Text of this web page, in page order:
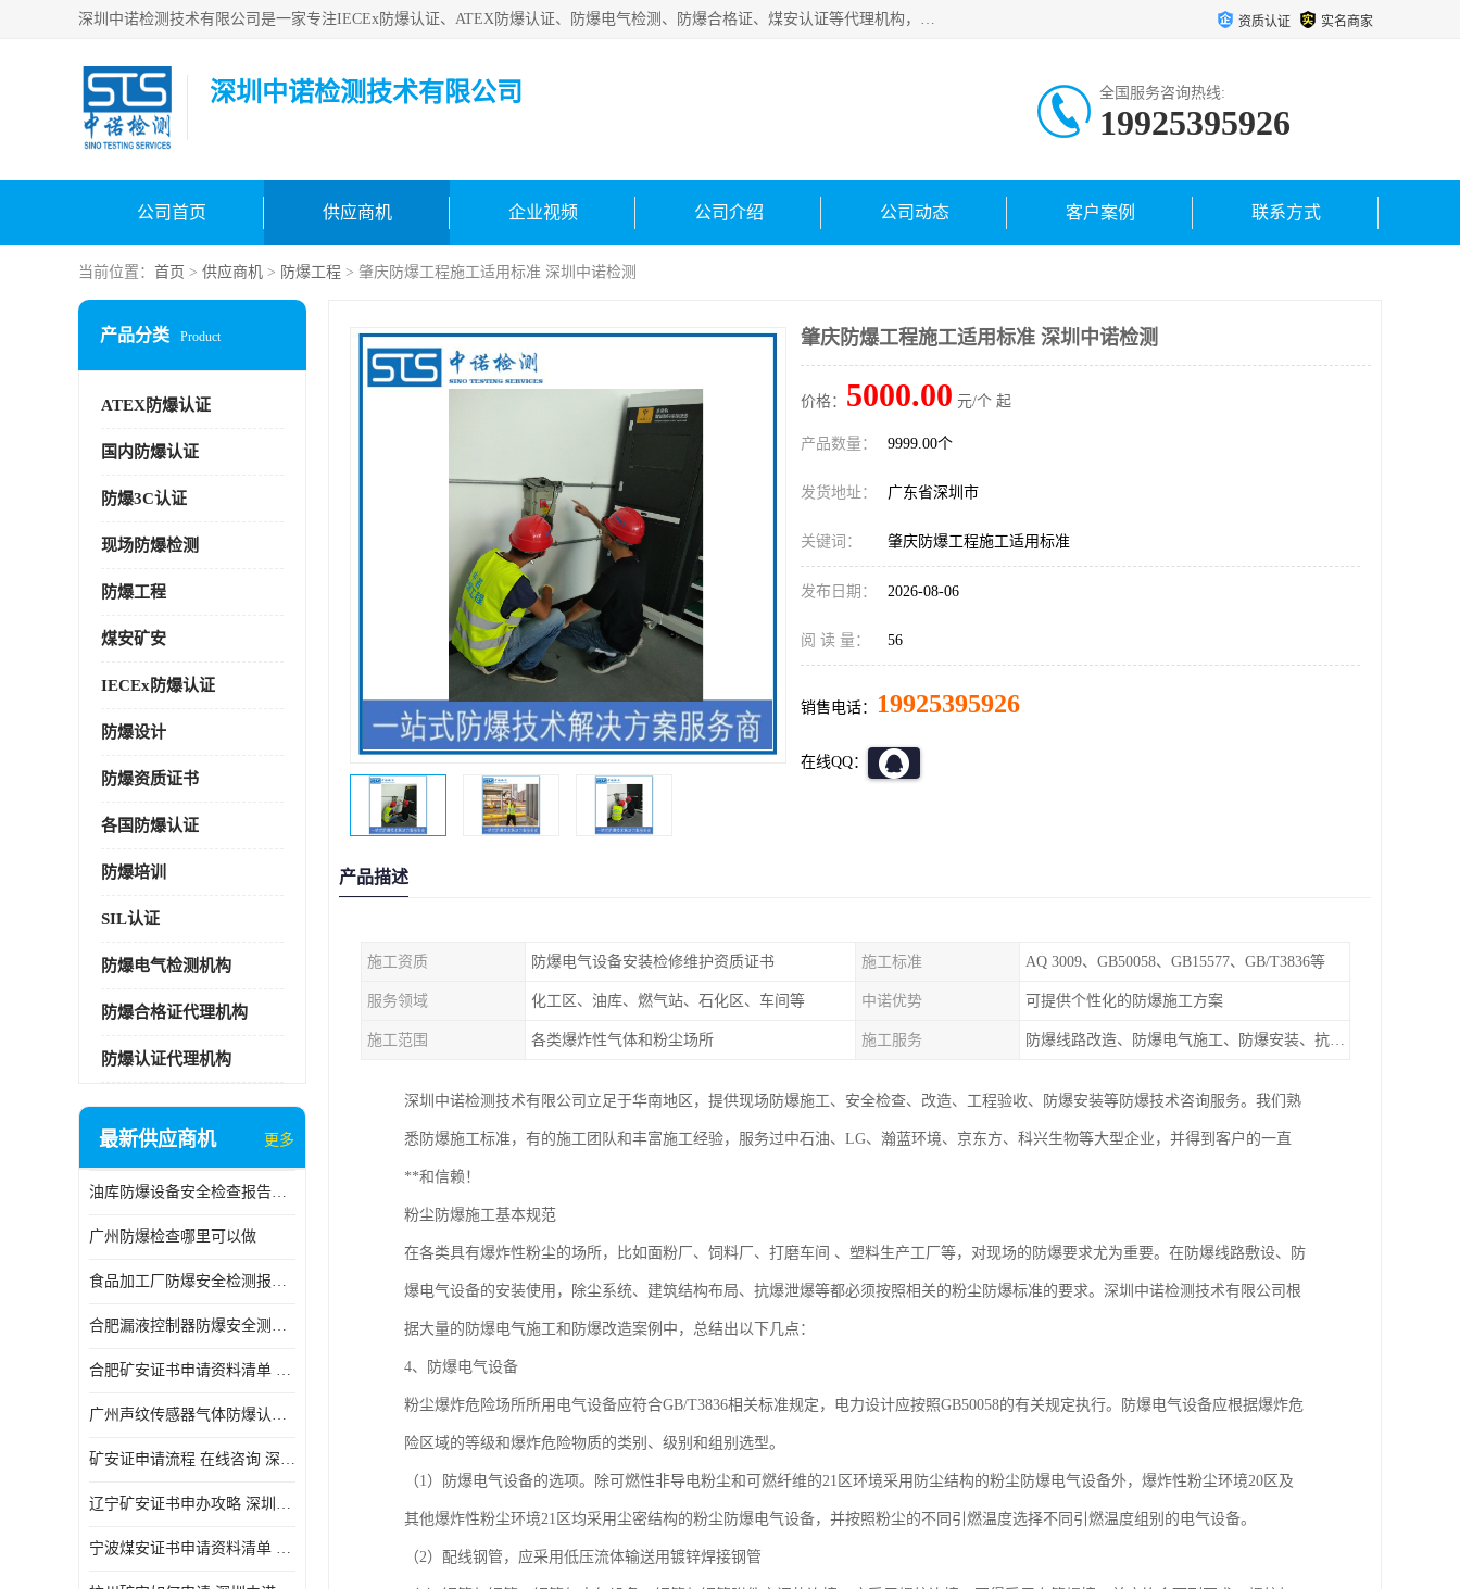
深圳中诺检测技术有限公司是一家专注IECEx防爆认证、ATEX防爆认证、防爆电气检测、防爆合格证、煤安认证等代理机构，可为客户提供从防爆设计、认证、现场检查、工程施工改造、培训等一站式服务。 资质认证 实名商家
深圳中诺检测技术有限公司 全国服务咨询热线:
19925395926
公司首页 供应商机 企业视频 公司介绍 公司动态 客户案例 联系方式
当前位置： 首页 > 供应商机 > 防爆工程 > 肇庆防爆工程施工适用标准 深圳中诺检测
产品分类 Product
ATEX防爆认证
国内防爆认证
防爆3C认证
现场防爆检测
防爆工程
煤安矿安
IECEx防爆认证
防爆设计
防爆资质证书
各国防爆认证
防爆培训
SIL认证
防爆电气检测机构
防爆合格证代理机构
防爆认证代理机构
最新供应商机 更多
油库防爆设备安全检查报告中心
广州防爆检查哪里可以做
食品加工厂防爆安全检测报告中心
合肥漏液控制器防爆安全测试 深圳中诺检测 申请流程
合肥矿安证书申请资料清单 深圳中诺检测
广州声纹传感器气体防爆认证 深圳中诺检测 怎么申请
矿安证申请流程 在线咨询 深圳中诺检测
辽宁矿安证书申办攻略 深圳中诺检测
宁波煤安证书申请资料清单 深圳中诺检测
肇庆防爆工程施工适用标准 深圳中诺检测
价格： 5000.00 元/个 起
产品数量： 9999.00个
发货地址： 广东省深圳市
关键词： 肇庆防爆工程施工适用标准
发布日期： 2026-08-06
阅 读 量： 56
销售电话： 19925395926
在线QQ：
产品描述
施工资质 防爆电气设备安装检修维护资质证书 施工标准 AQ 3009、GB50058、GB15577、GB/T3836等
服务领域 化工区、油库、燃气站、石化区、车间等 中诺优势 可提供个性化的防爆施工方案
施工范围 各类爆炸性气体和粉尘场所 施工服务 防爆线路改造、防爆电气施工、防爆安装、抗爆泄爆等
深圳中诺检测技术有限公司立足于华南地区，提供现场防爆施工、安全检查、改造、工程验收、防爆安装等防爆技术咨询服务。我们熟
悉防爆施工标准，有的施工团队和丰富施工经验，服务过中石油、LG、瀚蓝环境、京东方、科兴生物等大型企业，并得到客户的一直
**和信赖！
粉尘防爆施工基本规范
在各类具有爆炸性粉尘的场所，比如面粉厂、饲料厂、打磨车间 、塑料生产工厂等，对现场的防爆要求尤为重要。在防爆线路敷设、防
爆电气设备的安装使用，除尘系统、建筑结构布局、抗爆泄爆等都必须按照相关的粉尘防爆标准的要求。深圳中诺检测技术有限公司根
据大量的防爆电气施工和防爆改造案例中，总结出以下几点：
4、防爆电气设备
粉尘爆炸危险场所所用电气设备应符合GB/T3836相关标准规定，电力设计应按照GB50058的有关规定执行。防爆电气设备应根据爆炸危
险区域的等级和爆炸危险物质的类别、级别和组别选型。
（1）防爆电气设备的选项。除可燃性非导电粉尘和可燃纤维的21区环境采用防尘结构的粉尘防爆电气设备外，爆炸性粉尘环境20区及
其他爆炸性粉尘环境21区均采用尘密结构的粉尘防爆电气设备，并按照粉尘的不同引燃温度选择不同引燃温度组别的电气设备。
（2）配线钢管，应采用低压流体输送用镀锌焊接钢管